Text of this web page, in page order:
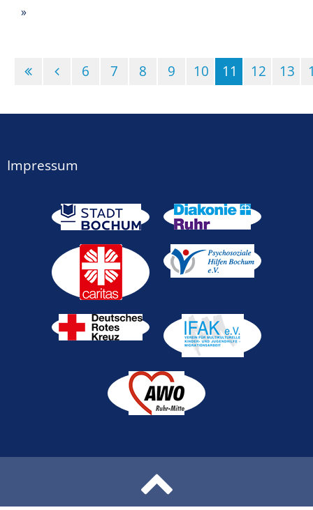
»
6 7 8 9 10
11
(Standort)
12 13
Impressum